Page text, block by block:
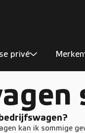
privé Merken
kan ik sommige